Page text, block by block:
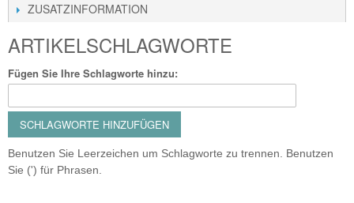
ZUSATZINFORMATION
ARTIKELSCHLAGWORTE
Fügen Sie Ihre Schlagworte hinzu:
SCHLAGWORTE HINZUFÜGEN
Benutzen Sie Leerzeichen um Schlagworte zu trennen. Benutzen
Sie (') für Phrasen.